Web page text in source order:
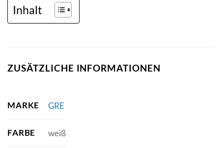
Inhalt
ZUSÄTZLICHE INFORMATIONEN
MARKE GRE
FARBE weiß